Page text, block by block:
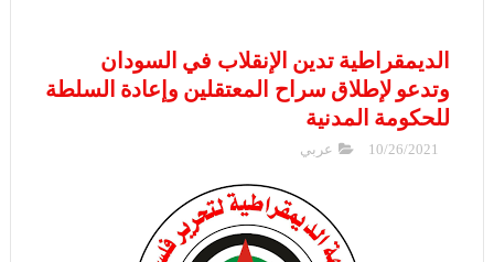
الديمقراطية تدين الإنقلاب في السودان
وتدعو لإطلاق سراح المعتقلين وإعادة السلطة
للحكومة المدنية
10/26/2021 عربي